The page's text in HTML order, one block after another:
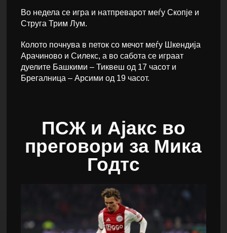
Во недела се игра и натпреварот меѓу Скопје и
Струга Трим Лум.
Колото почнува в петок со мечот меѓу Шкендија
Арачиново и Силекс, а во сабота се играат
дуелите Башкими – Тиквеш од 17 часот и
Брегалница – Арсими од 19 часот.
ПСЖ и Ајакс во
преговори за Мика
Годтс